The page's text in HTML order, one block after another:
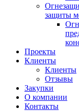
защиты
Проекты
Клиенты
Клиенты
Отзывы
Закупки
О компании
Контакты